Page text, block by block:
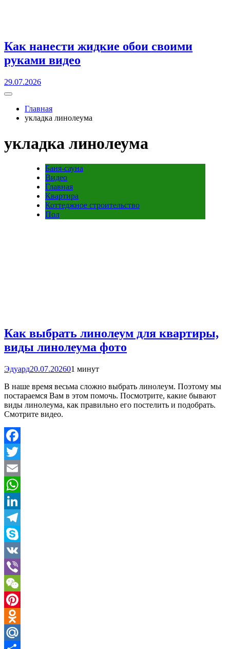
Как нанести жидкие обои своими
руками видео
29.07.2026
Главная
укладка линолеума
укладка линолеума
Баня-сауна
Видео
Главная
Квартира
Коттеджное строительство
Пол
Как выбрать линолеум для квартиры,
виды линолеума фото
Эдуард20.07.202601 минут
В наше время весьма сложно выбрать линолеум. Поэтому мы
постараемся Вам в этом помочь. Посмотрите, какие бывают
виды линолеума, как правильно его постелить и подобрать.
Смотрите видео.
Facebook
Twitter
Email
WhatsApp
LinkedIn
Telegram
Skype
VK
Viber
WeChat
Pinterest
Odnoklassniki